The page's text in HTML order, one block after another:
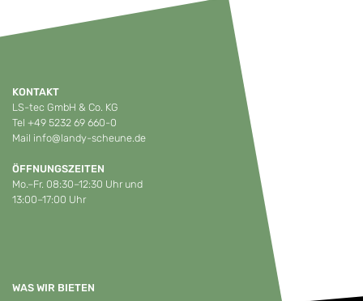
KONTAKT
LS-tec GmbH & Co. KG
Tel +49 5232 69 660-0
Mail info@landy-scheune.de
ÖFFNUNGSZEITEN
Mo.–Fr. 08:30–12:30 Uhr und
13:00–17:00 Uhr
WAS WIR BIETEN